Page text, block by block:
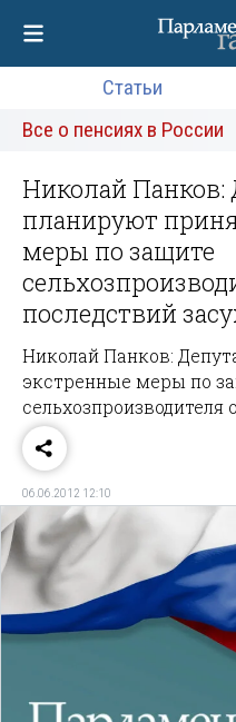
Статьи
Все о пенсиях в России
Николай Панков:
планируют
меры по защите
последствий
Николай Панков:
экстренные меры по
сельхозпроизводителя
06.06.2012 12:10